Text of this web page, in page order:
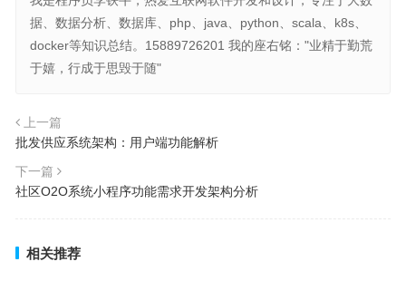
据、数据分析、数据库、php、java、python、scala、k8s、
docker等知识总结。15889726201 我的座右铭："业精于勤荒
于嬉，行成于思毁于随"
上一篇
批发供应系统架构：用户端功能解析
下一篇
社区O2O系统小程序功能需求开发架构分析
相关推荐